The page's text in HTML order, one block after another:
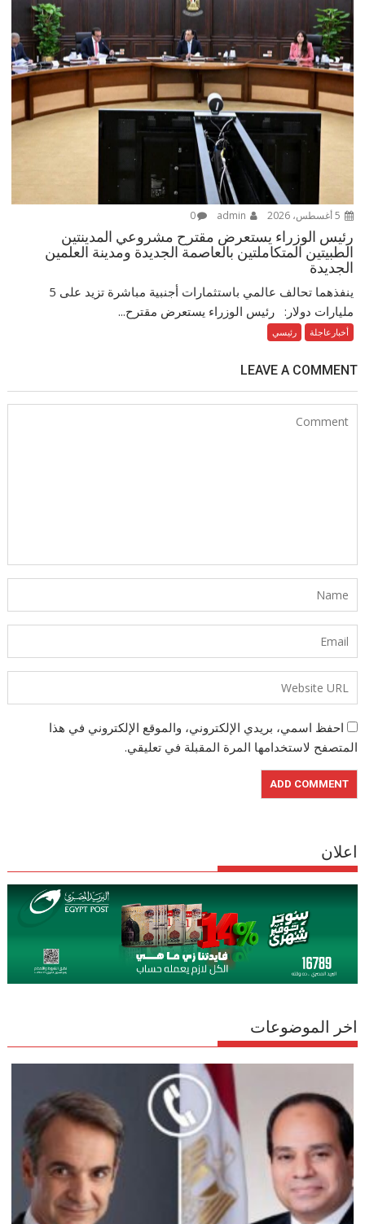
0
رئيس الوزراء يستعرض مقترح مشروعي المدينتين
الطبيتين المتكاملتين بالعاصمة الجديدة ومدينة العلمين
الجديدة
ينفذهما تحالف عالمي باستثمارات أجنبية مباشرة تزيد على 5
مليارات دولار: رئيس الوزراء يستعرض مقترح...
أخبارعاجلة رئيسي
LEAVE A COMMENT
احفظ اسمي، بريدي الإلكتروني، والموقع الإلكتروني في هذا
المتصفح لاستخدامها المرة المقبلة في تعليقي.
اعلان
اخر الموضوعات